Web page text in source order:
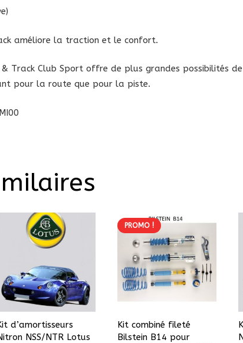
améliore la traction et le confort.
Track Club Sport offre de plus grandes possibilités
pour la route que pour la piste.
d’amortisseurs
NSS/NTR Lotus
PROMO !
Kit combiné fileté
Bilstein B14 pour